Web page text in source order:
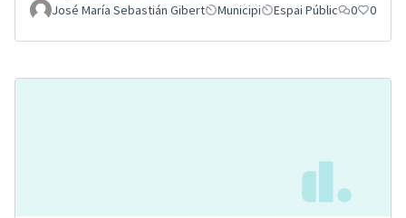
José María Sebastián Gibert Municipi Espai Públic 0 0